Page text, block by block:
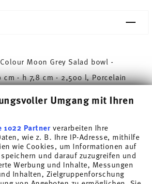
Umgang mit Ihren
1022 Partnerverarbeiten Ihre
wie z. B. Ihre IP-Adresse, mithilfe
wie Cookies, um Informationen auf
speichern und darauf zuzugreifen und
Werbung und Inhalte, Messungen
Inhalten, Zielgruppenforschung
Moon Grey Salad bowl -
cm - h 7,8 cm - 2,500 l, Porcelain
worldwide as one of the
for everyday use. Trend
accents - inspired by the
the day ends warm and cosy in the